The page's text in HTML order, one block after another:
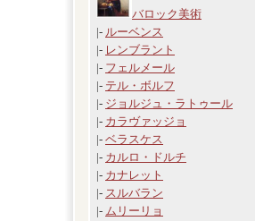
バロック美術
|- ルーベンス
|- レンブラント
|- フェルメール
|- テル・ボルフ
|- ジョルジュ・ラトゥール
|- カラヴァッジョ
|- ベラスケス
|- カルロ・ドルチ
|- カナレット
|- スルバラン
|- ムリーリョ